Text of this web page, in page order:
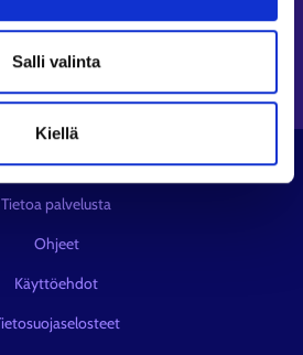
Salli valinta
Kiellä
© KEHA-keskus
Tietoa palvelusta
Ohjeet
Käyttöehdot